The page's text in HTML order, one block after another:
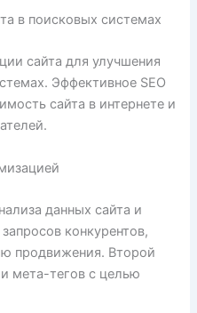
в поисковых системах
сайта для улучшения
Эффективное SEO
сайта в интернете и
данных сайта и
конкурентов,
продвижения. Второй
мета-тегов с целью